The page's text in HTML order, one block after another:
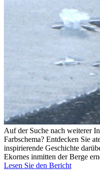
Auf der Suche nach weiterer
Farbschema? Entdecken Sie
inspirierende Geschichte
Ekornes inmitten der Berge
Lesen Sie den Bericht